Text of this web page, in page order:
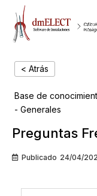
< Atrás
Base de
- Generales
Preguntas
Publicado 24/04/